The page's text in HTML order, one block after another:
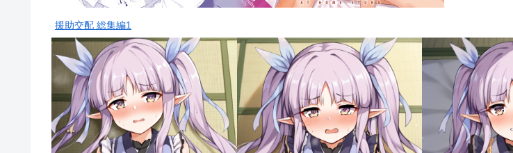
援助交配 総集編1